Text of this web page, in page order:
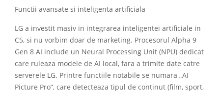
Functii avansate si inteligenta artificiala
LG a investit masiv in integrarea inteligentei artificiale in
C5, si nu vorbim doar de marketing. Procesorul Alpha 9
Gen 8 AI include un Neural Processing Unit (NPU) dedicat
care ruleaza modele de AI local, fara a trimite date catre
serverele LG. Printre functiile notabile se numara „AI
Picture Pro”, care detecteaza tipul de continut (film, sport,